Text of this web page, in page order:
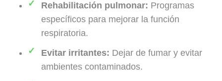
Rehabilitación pulmonar: Programas
específicos para mejorar la función
respiratoria.
Evitar irritantes: Dejar de fumar y evitar
ambientes contaminados.